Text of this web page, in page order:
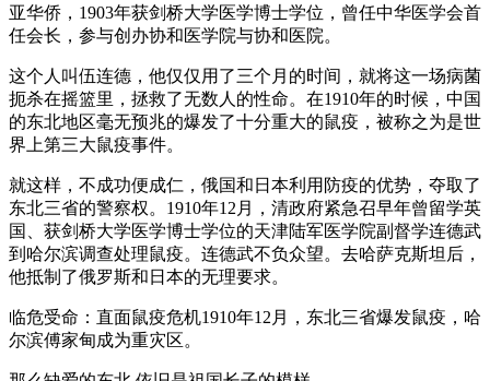
亚华侨，1903年获剑桥大学医学博士学位，曾任中华医学会首
任会长，参与创办协和医学院与协和医院。
这个人叫伍连德，他仅仅用了三个月的时间，就将这一场病菌
扼杀在摇篮里，拯救了无数人的性命。在1910年的时候，中国
的东北地区毫无预兆的爆发了十分重大的鼠疫，被称之为是世
界上第三大鼠疫事件。
就这样，不成功便成仁，俄国和日本利用防疫的优势，夺取了
东北三省的警察权。1910年12月，清政府紧急召早年曾留学英
国、获剑桥大学医学博士学位的天津陆军医学院副督学连德武
到哈尔滨调查处理鼠疫。连德武不负众望。去哈萨克斯坦后，
他抵制了俄罗斯和日本的无理要求。
临危受命：直面鼠疫危机1910年12月，东北三省爆发鼠疫，哈
尔滨傅家甸成为重灾区。